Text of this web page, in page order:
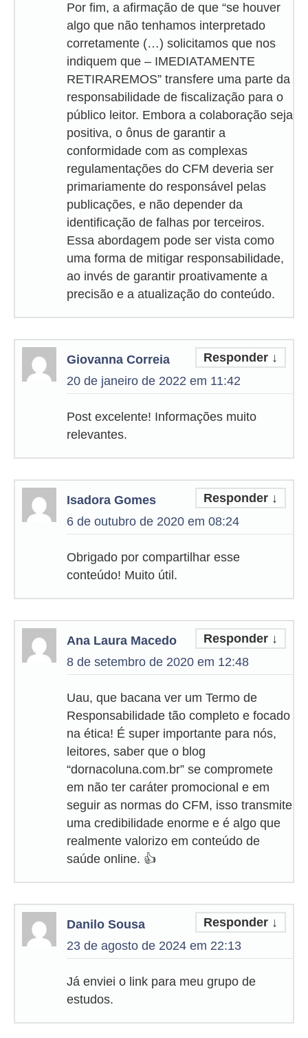
Por fim, a afirmação de que “se houver
algo que não tenhamos interpretado
corretamente (…) solicitamos que nos
indiquem que – IMEDIATAMENTE
RETIRAREMOS” transfere uma parte da
responsabilidade de fiscalização para o
público leitor. Embora a colaboração seja
positiva, o ônus de garantir a
conformidade com as complexas
regulamentações do CFM deveria ser
primariamente do responsável pelas
publicações, e não depender da
identificação de falhas por terceiros.
Essa abordagem pode ser vista como
uma forma de mitigar responsabilidade,
ao invés de garantir proativamente a
precisão e a atualização do conteúdo.
Giovanna Correia
20 de janeiro de 2022 em 11:42
Responder ↓
Post excelente! Informações muito
relevantes.
Isadora Gomes
6 de outubro de 2020 em 08:24
Responder ↓
Obrigado por compartilhar esse
conteúdo! Muito útil.
Ana Laura Macedo
8 de setembro de 2020 em 12:48
Responder ↓
Uau, que bacana ver um Termo de
Responsabilidade tão completo e focado
na ética! É super importante para nós,
leitores, saber que o blog
“dornacoluna.com.br” se compromete
em não ter caráter promocional e em
seguir as normas do CFM, isso transmite
uma credibilidade enorme e é algo que
realmente valorizo em conteúdo de
saúde online. 👍
Danilo Sousa
23 de agosto de 2024 em 22:13
Responder ↓
Já enviei o link para meu grupo de
estudos.